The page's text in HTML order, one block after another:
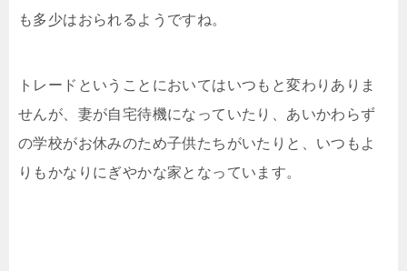
も多少はおられるようですね。
トレードということにおいてはいつもと変わりありま
せんが、妻が自宅待機になっていたり、あいかわらず
の学校がお休みのため子供たちがいたりと、いつもよ
りもかなりにぎやかな家となっています。